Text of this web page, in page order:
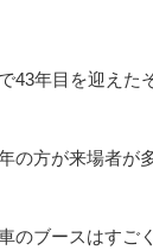
43年目を迎えた
方が来場者が
のブースはすご